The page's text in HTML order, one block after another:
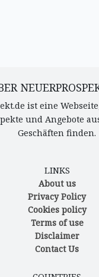
ist eine
und Angebote
Geschäften finden.
LINKS
About us
Privacy Policy
Cookies policy
Terms of use
Disclaimer
Contact Us